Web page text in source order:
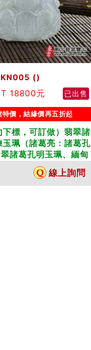
KN005 ()
18800元
已出售
特價，結緣價再五折起
下標，可訂做）翡翠諸
玉珮（諸葛亮：諸葛孔
諸葛孔明玉珮、緬甸
墜）。糯種帶紫羅蘭，
KN005。客製化訂做
明吊墜，手工玉雕和拋
線上詢問